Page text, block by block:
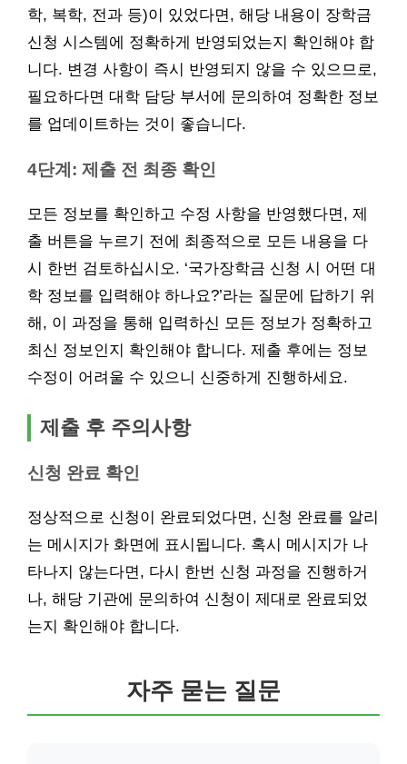
학, 복학, 전과 등)이 있었다면, 해당 내용이 장학금
신청 시스템에 정확하게 반영되었는지 확인해야 합
니다. 변경 사항이 즉시 반영되지 않을 수 있으므로,
필요하다면 대학 담당 부서에 문의하여 정확한 정보
를 업데이트하는 것이 좋습니다.
4단계: 제출 전 최종 확인
모든 정보를 확인하고 수정 사항을 반영했다면, 제
출 버튼을 누르기 전에 최종적으로 모든 내용을 다
시 한번 검토하십시오. ‘국가장학금 신청 시 어떤 대
학 정보를 입력해야 하나요?’라는 질문에 답하기 위
해, 이 과정을 통해 입력하신 모든 정보가 정확하고
최신 정보인지 확인해야 합니다. 제출 후에는 정보
수정이 어려울 수 있으니 신중하게 진행하세요.
제출 후 주의사항
신청 완료 확인
정상적으로 신청이 완료되었다면, 신청 완료를 알리
는 메시지가 화면에 표시됩니다. 혹시 메시지가 나
타나지 않는다면, 다시 한번 신청 과정을 진행하거
나, 해당 기관에 문의하여 신청이 제대로 완료되었
는지 확인해야 합니다.
자주 묻는 질문